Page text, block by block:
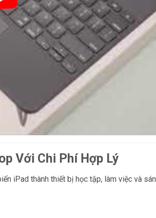
Với Chi Phí Hợp Lý
iPad thành thiết bị học tập, làm việc và